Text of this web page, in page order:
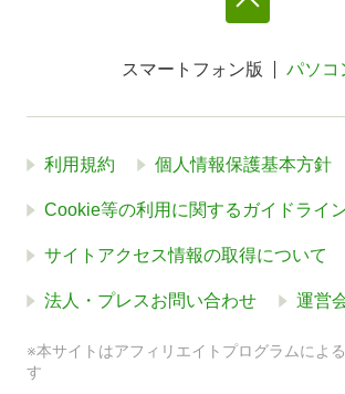
スマートフォン版 パソコ
利用規約 個人情報保護基本方針
Cookie等の利用に関するガイドライ
サイトアクセス情報の取得について
法人・プレスお問い合わせ 運営
※本サイトはアフィリエイトプログラムによ
す